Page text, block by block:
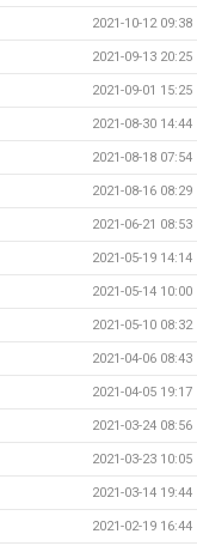
2021-10-12 09:38
2021-09-13 20:25
2021-09-01 15:25
2021-08-30 14:44
2021-08-18 07:54
2021-08-16 08:29
2021-06-21 08:53
2021-05-19 14:14
2021-05-14 10:00
2021-05-10 08:32
2021-04-06 08:43
2021-04-05 19:17
2021-03-24 08:56
2021-03-23 10:05
2021-03-14 19:44
2021-02-19 16:44